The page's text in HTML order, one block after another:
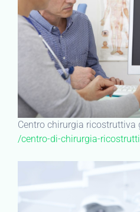
Centro chirurgia ricostruttiva
/centro-di-chirurgia-